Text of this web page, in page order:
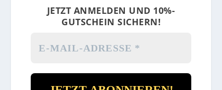
JETZT ANMELDEN UND 10%-
GUTSCHEIN SICHERN!